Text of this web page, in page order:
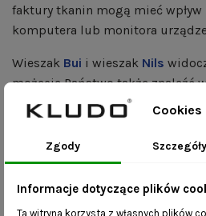
faktury tkanin mogą mieć
komputera lub monitora
Wieszak Bui i wieszak Nils
możecie Państwo także znaleźć
Stylowa ławeczka z
Asa to stylowa szafka na buty do
stali jest ciekawą alternatywą do
typu. Stal jest wdzięcznym
zastosowanego w siedzisku
Cookies
Zgody Szczegóły
Informacje dotyczące plików
Ta witryna korzysta z własnych plików